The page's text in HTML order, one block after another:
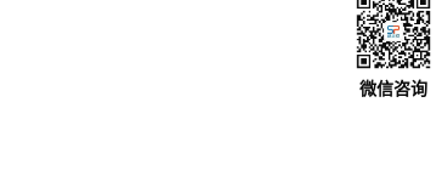
微信咨询